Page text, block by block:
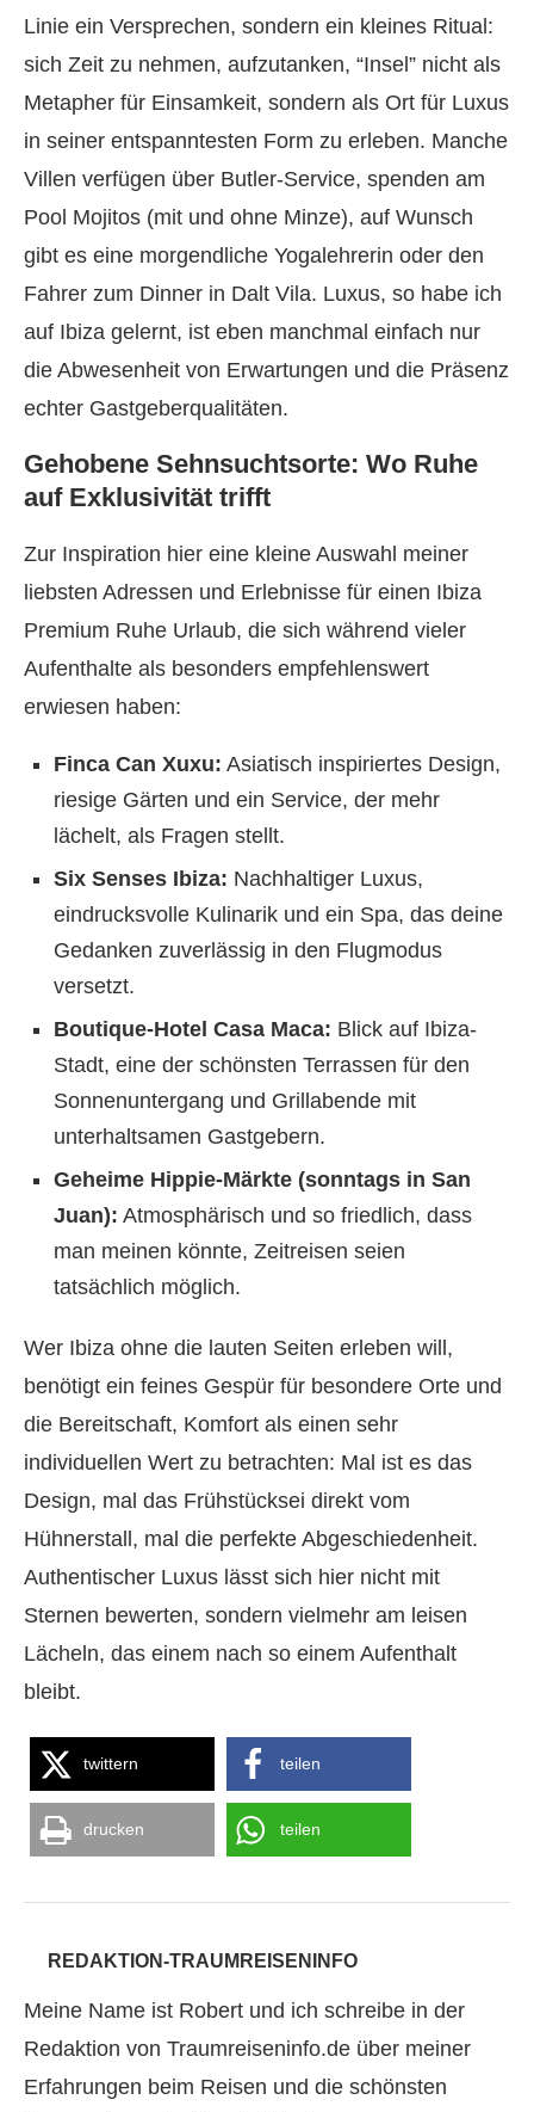
Linie ein Versprechen, sondern ein kleines Ritual:
sich Zeit zu nehmen, aufzutanken, “Insel” nicht als
Metapher für Einsamkeit, sondern als Ort für Luxus
in seiner entspanntesten Form zu erleben. Manche
Villen verfügen über Butler-Service, spenden am
Pool Mojitos (mit und ohne Minze), auf Wunsch
gibt es eine morgendliche Yogalehrerin oder den
Fahrer zum Dinner in Dalt Vila. Luxus, so habe ich
auf Ibiza gelernt, ist eben manchmal einfach nur
die Abwesenheit von Erwartungen und die Präsenz
echter Gastgeberqualitäten.
Gehobene Sehnsuchtsorte: Wo Ruhe
auf Exklusivität trifft
Zur Inspiration hier eine kleine Auswahl meiner
liebsten Adressen und Erlebnisse für einen Ibiza
Premium Ruhe Urlaub, die sich während vieler
Aufenthalte als besonders empfehlenswert
erwiesen haben:
Finca Can Xuxu: Asiatisch inspiriertes Design,
riesige Gärten und ein Service, der mehr
lächelt, als Fragen stellt.
Six Senses Ibiza: Nachhaltiger Luxus,
eindrucksvolle Kulinarik und ein Spa, das deine
Gedanken zuverlässig in den Flugmodus
versetzt.
Boutique-Hotel Casa Maca: Blick auf Ibiza-
Stadt, eine der schönsten Terrassen für den
Sonnenuntergang und Grillabende mit
unterhaltsamen Gastgebern.
Geheime Hippie-Märkte (sonntags in San
Juan): Atmosphärisch und so friedlich, dass
man meinen könnte, Zeitreisen seien
tatsächlich möglich.
Wer Ibiza ohne die lauten Seiten erleben will,
benötigt ein feines Gespür für besondere Orte und
die Bereitschaft, Komfort als einen sehr
individuellen Wert zu betrachten: Mal ist es das
Design, mal das Frühstücksei direkt vom
Hühnerstall, mal die perfekte Abgeschiedenheit.
Authentischer Luxus lässt sich hier nicht mit
Sternen bewerten, sondern vielmehr am leisen
Lächeln, das einem nach so einem Aufenthalt
bleibt.
twittern teilen
drucken teilen
REDAKTION-TRAUMREISENINFO
Meine Name ist Robert und ich schreibe in der
Redaktion von Traumreiseninfo.de über meiner
Erfahrungen beim Reisen und die schönsten